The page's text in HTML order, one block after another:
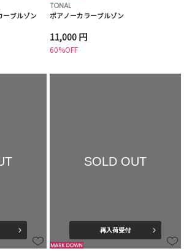
ーブルゾン
TONAL
ボアノーカラーブルゾン
11,000 円
60%OFF
SOLD OUT
再入荷受付